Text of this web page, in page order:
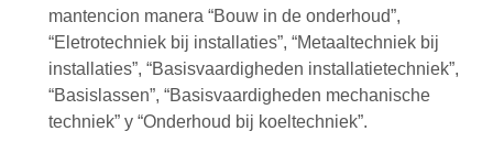
mantencion manera “Bouw in de onderhoud”,
“Eletrotechniek bij installaties”, “Metaaltechniek bij
installaties”, “Basisvaardigheden installatietechniek”,
“Basislassen”, “Basisvaardigheden mechanische
techniek” y “Onderhoud bij koeltechniek”.